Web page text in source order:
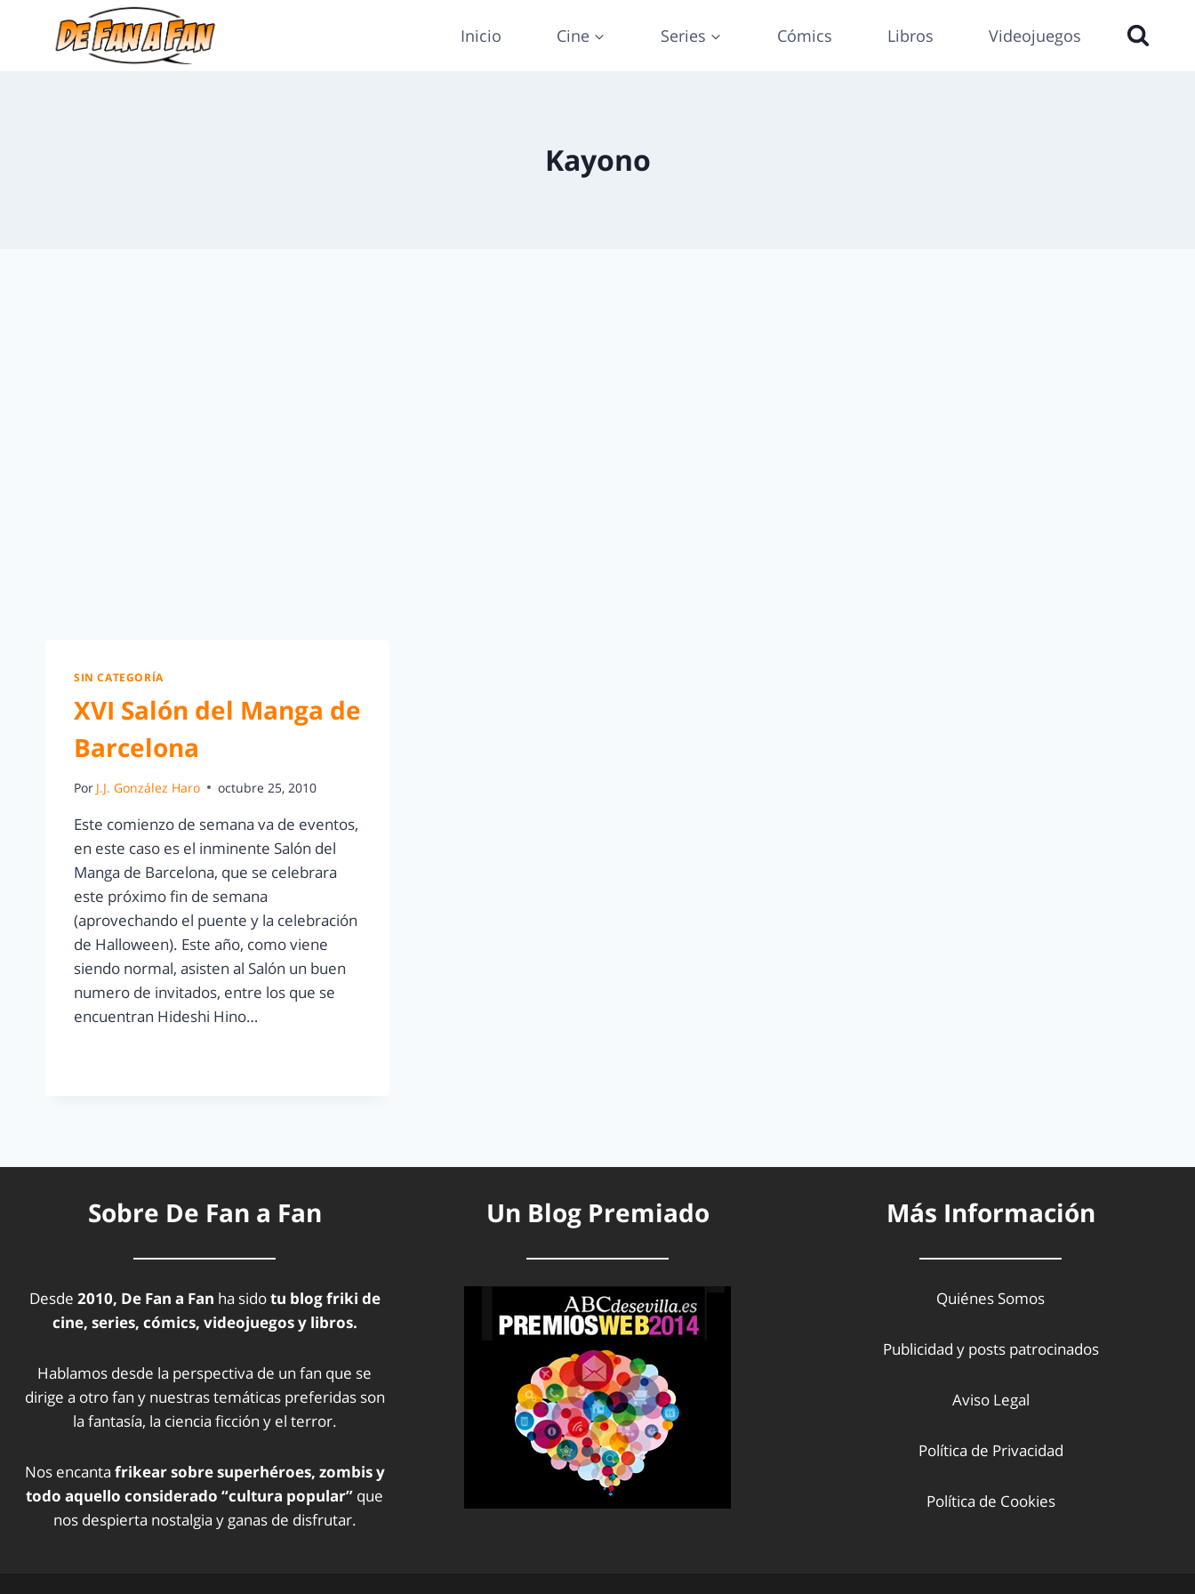
Inicio Cine Series Cómics Libros Videojuegos
Kayono
SIN CATEGORÍA
XVI Salón del Manga de
Barcelona
Por J.J. González Haro octubre 25, 2010
Este comienzo de semana va de eventos,
en este caso es el inminente Salón del
Manga de Barcelona, que se celebrara
este próximo fin de semana
(aprovechando el puente y la celebración
de Halloween). Este año, como viene
siendo normal, asisten al Salón un buen
numero de invitados, entre los que se
encuentran Hideshi Hino…
Sobre De Fan a Fan
Desde 2010, De Fan a Fan ha sidotu blog friki de
cine, series, cómics, videojuegos y libros.
Hablamos desde la perspectiva de un fan que se
dirige a otro fan y nuestras temáticas preferidas son
la fantasía, la ciencia ficción y el terror.
Nos encanta frikear sobre superhéroes, zombis y
todo aquello considerado “cultura popular” que
nos despierta nostalgia y ganas de disfrutar.
Un Blog Premiado Más Información
Quiénes Somos
Publicidad y posts patrocinados
Aviso Legal
Política de Privacidad
Política de Cookies